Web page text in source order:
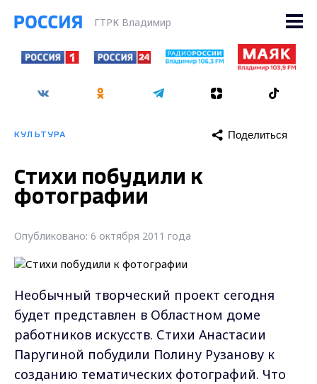
ГТРК Владимир
КУЛЬТУРА Поделиться
Стихи побудили к
фотографии
Опубликовано: 6 октября 2011 года
Необычный творческий проект сегодня
будет представлен в Областном доме
работников искусств. Стихи Анастасии
Паругиной побудили Полину Рузанову к
созданию тематических фотографий. Что